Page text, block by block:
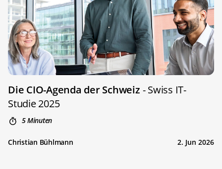
Die CIO-Agenda der Schweiz - Swiss IT-
Studie 2025
5 Minuten
Christian Bühlmann 2. Jun 2026